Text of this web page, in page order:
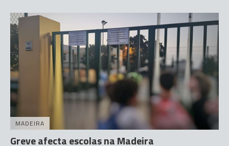
MADEIRA
Greve afecta escolas na Madeira